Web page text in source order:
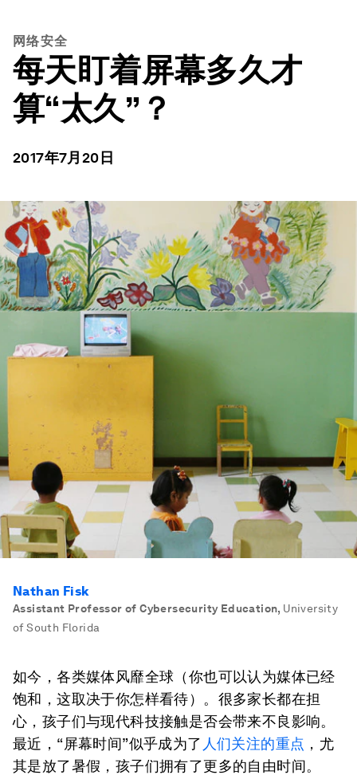
网络安全
每天盯着屏幕多久才
算“太久”？
2017年7月20日
Nathan Fisk
Assistant Professor of Cybersecurity Education, University
of South Florida
如今，各类媒体风靡全球（你也可以认为媒体已经
饱和，这取决于你怎样看待）。很多家长都在担
心，孩子们与现代科技接触是否会带来不良影响。
最近，“屏幕时间”似乎成为了 人们关注的重点 ，尤
其是放了暑假，孩子们拥有了更多的自由时间。